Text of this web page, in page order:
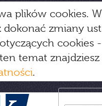
plików cookies.
dokonać zmiany
cookies
temat
.